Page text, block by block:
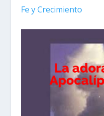
Fe y Crecimiento